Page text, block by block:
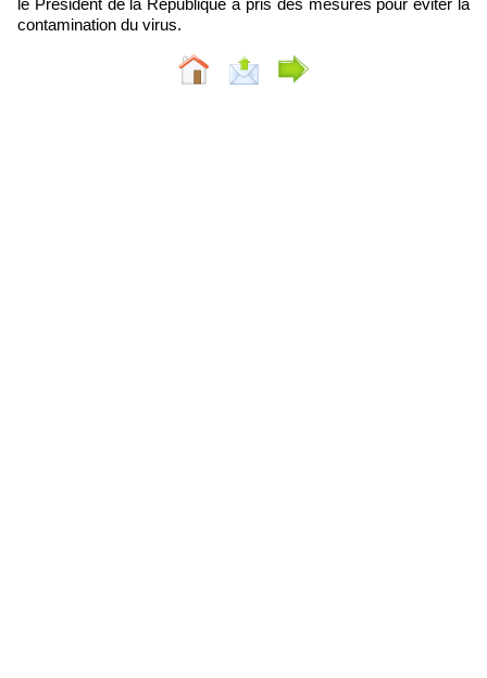
le Président de la République a pris des mesures pour éviter la
contamination du virus.